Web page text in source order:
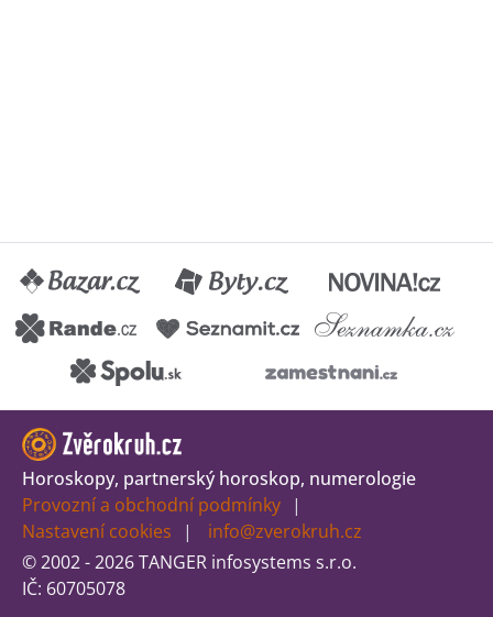
Horoskopy, partnerský horoskop, numerologie
Provozní a obchodní podmínky
Nastavení cookies
info@zverokruh.cz
© 2002 - 2026 TANGER infosystems s.r.o.
IČ: 60705078